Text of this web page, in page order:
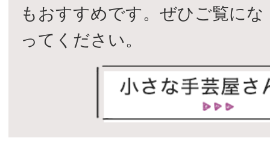
もおすすめです。ぜひご覧にな
ってください。